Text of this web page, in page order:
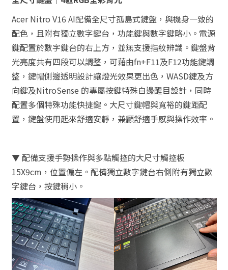
Acer Nitro V16 AI配備全尺寸孤島式鍵盤，與機身一致的
配色，且附有獨立數字鍵台，功能鍵與數字鍵略小。電源
鍵配置於數字鍵台的右上方，並無支援指紋辨識。鍵盤背
光亮度共有四段可以調整，可藉由fn+F11及F12功能鍵調
整，鍵帽側邊透明設計讓燈光效果更出色，WASD鍵及方
向鍵及NitroSense 的專屬按鍵特殊白邊醒目設計，同時
配置多個特殊功能快捷鍵。大尺寸鍵帽與寬裕的鍵距配
置，鍵盤使用起來舒適安靜，兼顧舒適手感與操作效率。
▼ 配備支援手勢操作與多點觸控的大尺寸觸控板
15X9cm，位置偏左。配備獨立數字鍵台右側附有獨立數
字鍵台，按鍵稍小。